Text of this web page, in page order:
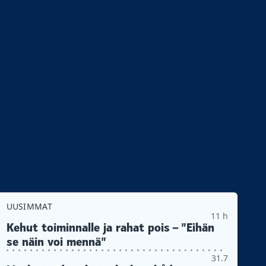
UUSIMMAT
11 h
Kehut toiminnalle ja rahat pois – ”Eihän
se näin voi mennä”
31.7